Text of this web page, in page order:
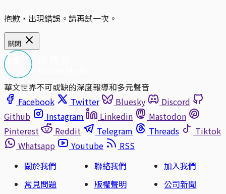
抱歉，出現錯誤。請再試一次。
關閉
華文世界不可或缺的深度報導和多元聲音
Facebook
Twitter Bluesky
Discord
Github
Instagram Linkedin
Mastodon
Pinterest
Reddit Telegram Threads
Tiktok
Whatsapp
Youtube
RSS
關於我們
聯絡我們
加入我們
常見問題
版權聲明
公司新聞